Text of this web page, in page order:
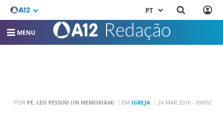
PT
MENU
POR PE. LEO PESSINI (IN MEMORIAM) EM IGREJA 24 MAR 2016 - 09H02